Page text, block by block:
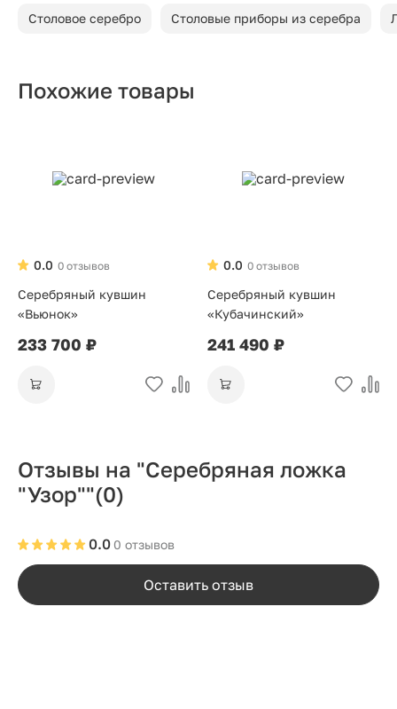
Столовое серебро Столовые приборы из серебра
Похожие товары
0 отзывов
0.0
Серебряный кувшин
«Вьюнок»
233 700 ₽
0 отзывов
0.0
Серебряный кувшин
«Кубачинский»
241 490 ₽
Отзывы на "Серебряная ложка
"Узор""(0)
0 отзывов
0.0
Оставить отзыв